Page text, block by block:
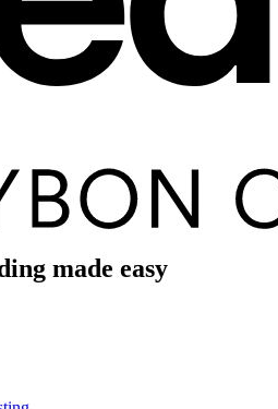
made easy